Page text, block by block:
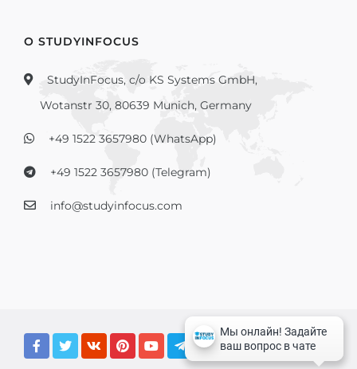
О STUDYINFOCUS
StudyInFocus, c/o KS Systems GmbH,
Wotanstr 30, 80639 Munich, Germany
+49 1522 3657980 (WhatsApp)
+49 1522 3657980 (Telegram)
info@studyinfocus.com